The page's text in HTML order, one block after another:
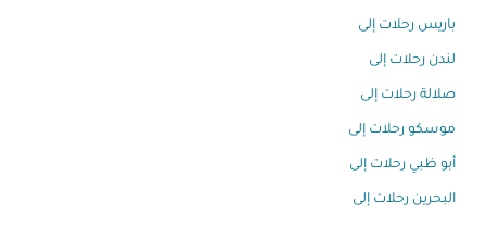
باريس رحلات إلى
لندن رحلات إلى
صلالة رحلات إلى
موسكو رحلات إلى
أبو ظبي رحلات إلى
البحرين رحلات إلى